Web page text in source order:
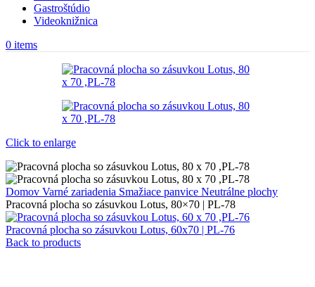
Gastroštúdio
Videoknižnica
0 items
Click to enlarge
Domov Varné zariadenia Smažiace panvice Neutrálne plochy
Pracovná plocha so zásuvkou Lotus, 80×70 | PL-78
Pracovná plocha so zásuvkou Lotus, 60x70 | PL-76
Back to products